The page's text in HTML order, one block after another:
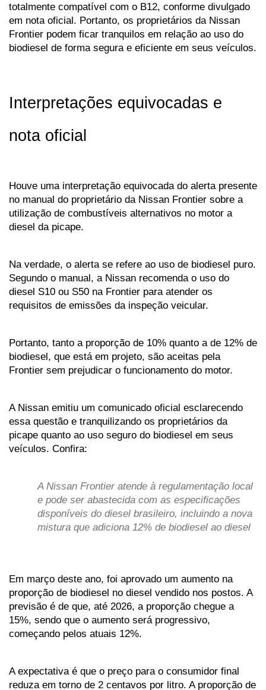
totalmente compatível com o B12, conforme divulgado
em nota oficial. Portanto, os proprietários da Nissan
Frontier podem ficar tranquilos em relação ao uso do
biodiesel de forma segura e eficiente em seus veículos.
Interpretações equivocadas e
nota oficial
Houve uma interpretação equivocada do alerta presente
no manual do proprietário da Nissan Frontier sobre a
utilização de combustíveis alternativos no motor a
diesel da picape.
Na verdade, o alerta se refere ao uso de biodiesel puro.
Segundo o manual, a Nissan recomenda o uso do
diesel S10 ou S50 na Frontier para atender os
requisitos de emissões da inspeção veicular.
Portanto, tanto a proporção de 10% quanto a de 12% de
biodiesel, que está em projeto, são aceitas pela
Frontier sem prejudicar o funcionamento do motor.
A Nissan emitiu um comunicado oficial esclarecendo
essa questão e tranquilizando os proprietários da
picape quanto ao uso seguro do biodiesel em seus
veículos. Confira:
A Nissan Frontier atende à regulamentação local
e pode ser abastecida com as especificações
disponíveis do diesel brasileiro, incluindo a nova
mistura que adiciona 12% de biodiesel ao diesel
Em março deste ano, foi aprovado um aumento na
proporção de biodiesel no diesel vendido nos postos. A
previsão é de que, até 2026, a proporção chegue a
15%, sendo que o aumento será progressivo,
começando pelos atuais 12%.
A expectativa é que o preço para o consumidor final
reduza em torno de 2 centavos por litro. A proporção de